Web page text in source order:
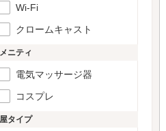
Wi-Fi
クロームキャスト
ニティ
電気マッサージ器
コスプレ
タイプ